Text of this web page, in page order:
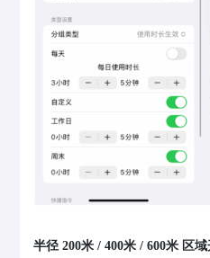
半径 200米 / 400米 / 600米 区